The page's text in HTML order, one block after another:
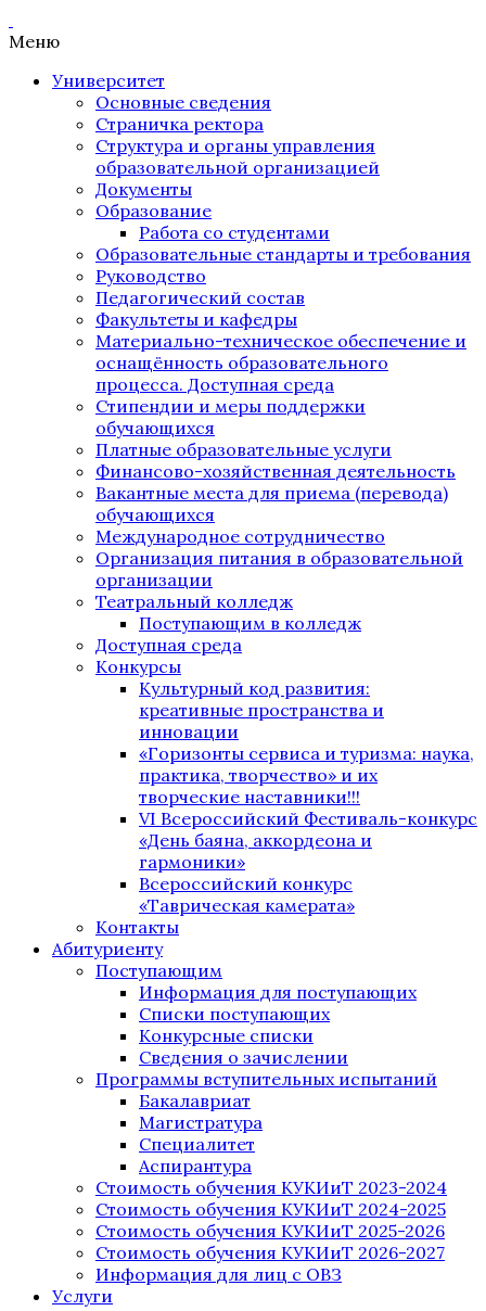
Меню
Университет
Основные сведения
Страничка ректора
Структура и органы управления
образовательной организацией
Документы
Образование
Работа со студентами
Образовательные стандарты и требования
Руководство
Педагогический состав
Факультеты и кафедры
Материально-техническое обеспечение и
оснащённость образовательного
процесса. Доступная среда
Стипендии и меры поддержки
обучающихся
Платные образовательные услуги
Финансово-хозяйственная деятельность
Вакантные места для приема (перевода)
обучающихся
Международное сотрудничество
Организация питания в образовательной
организации
Театральный колледж
Поступающим в колледж
Доступная среда
Конкурсы
Культурный код развития:
креативные пространства и
инновации
«Горизонты сервиса и туризма: наука,
практика, творчество» и их
творческие наставники!!!
VI Всероссийский Фестиваль-конкурс
«День баяна, аккордеона и
гармоники»
Всероссийский конкурс
«Таврическая камерата»
Контакты
Абитуриенту
Поступающим
Информация для поступающих
Списки поступающих
Конкурсные списки
Сведения о зачислении
Программы вступительных испытаний
Бакалавриат
Магистратура
Специалитет
Аспирантура
Стоимость обучения КУКИиТ 2023-2024
Стоимость обучения КУКИиТ 2024-2025
Стоимость обучения КУКИиТ 2025-2026
Стоимость обучения КУКИиТ 2026-2027
Информация для лиц с ОВЗ
Услуги